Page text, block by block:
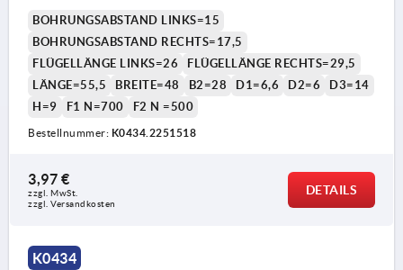
BOHRUNGSABSTAND LINKS=15
BOHRUNGSABSTAND RECHTS=17,5
FLÜGELLÄNGE LINKS=26
FLÜGELLÄNGE RECHTS=29,5
LÄNGE=55,5
BREITE=48 B2=28 D1=6,6 D2=6
D3=14
H=9
F1 N=700 F2 N =500
Bestellnummer: K0434.2251518
3,97 €
zzgl. MwSt.
zzgl. Versandkosten
DETAILS
K0434